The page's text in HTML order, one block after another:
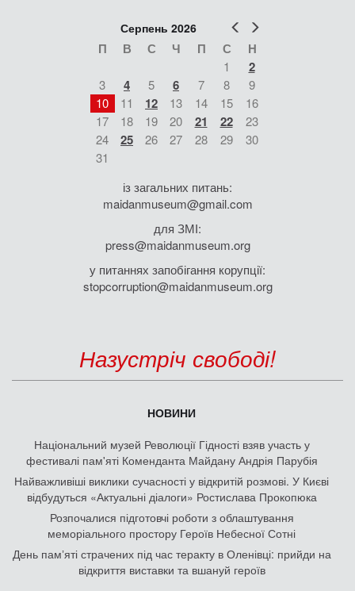
Попер
Серпень 2026
П В С Ч П С Н
1 2
3 4 5 6 7 8
9
10
11 12 13 14 15
16
17
18 19 20 21 22
23
24
25 26 27 28 29
30
31
із загальних питань:
maidanmuseum@gmail.com
для ЗМІ:
press@maidanmuseum.org
у питаннях запобігання корупції:
stopcorruption@maidanmuseum.org
Назустріч свободі!
НОВИНИ
Національний музей Революції Гідності взяв участь у
фестивалі пам'яті Коменданта Майдану Андрія Парубія
Найважливіші виклики сучасності у відкритій розмові. У Києві
відбудуться «Актуальні діалоги» Ростислава Прокопюка
Розпочалися підготовчі роботи з облаштування
меморіального простору Героїв Небесної Сотні
День памʼяті страчених під час теракту в Оленівці: прийди на
відкриття виставки та вшануй героїв